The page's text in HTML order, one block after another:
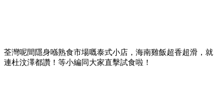
荃灣呢間隱身喺熟食市場嘅泰式小店，海南雞飯超香超滑，就
連杜汶澤都讚！等小編同大家直擊試食啦！